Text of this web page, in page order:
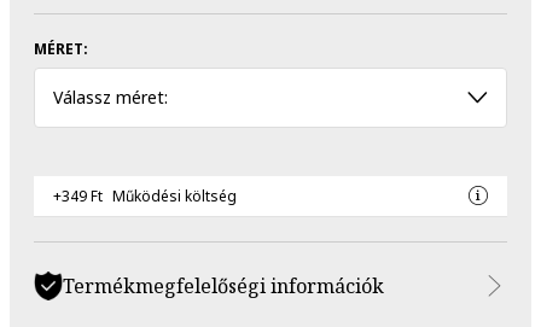
MÉRET:
Válassz méret:
+349 Ft Működési költség
Termékmegfelelőségi információk